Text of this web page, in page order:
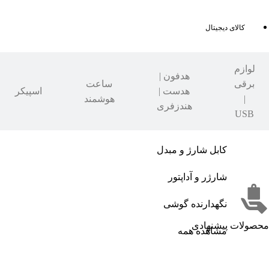
کالای دیجیتال
لوازم
برقی
|
USB
هدفون |
هدست |
هندزفری
ساعت
هوشمند
اسپیکر
کابل شارژ و مبدل
شارژر و آداپتور
نگهدارنده گوشی
مشاهده همه
محصولات پیشنهادی